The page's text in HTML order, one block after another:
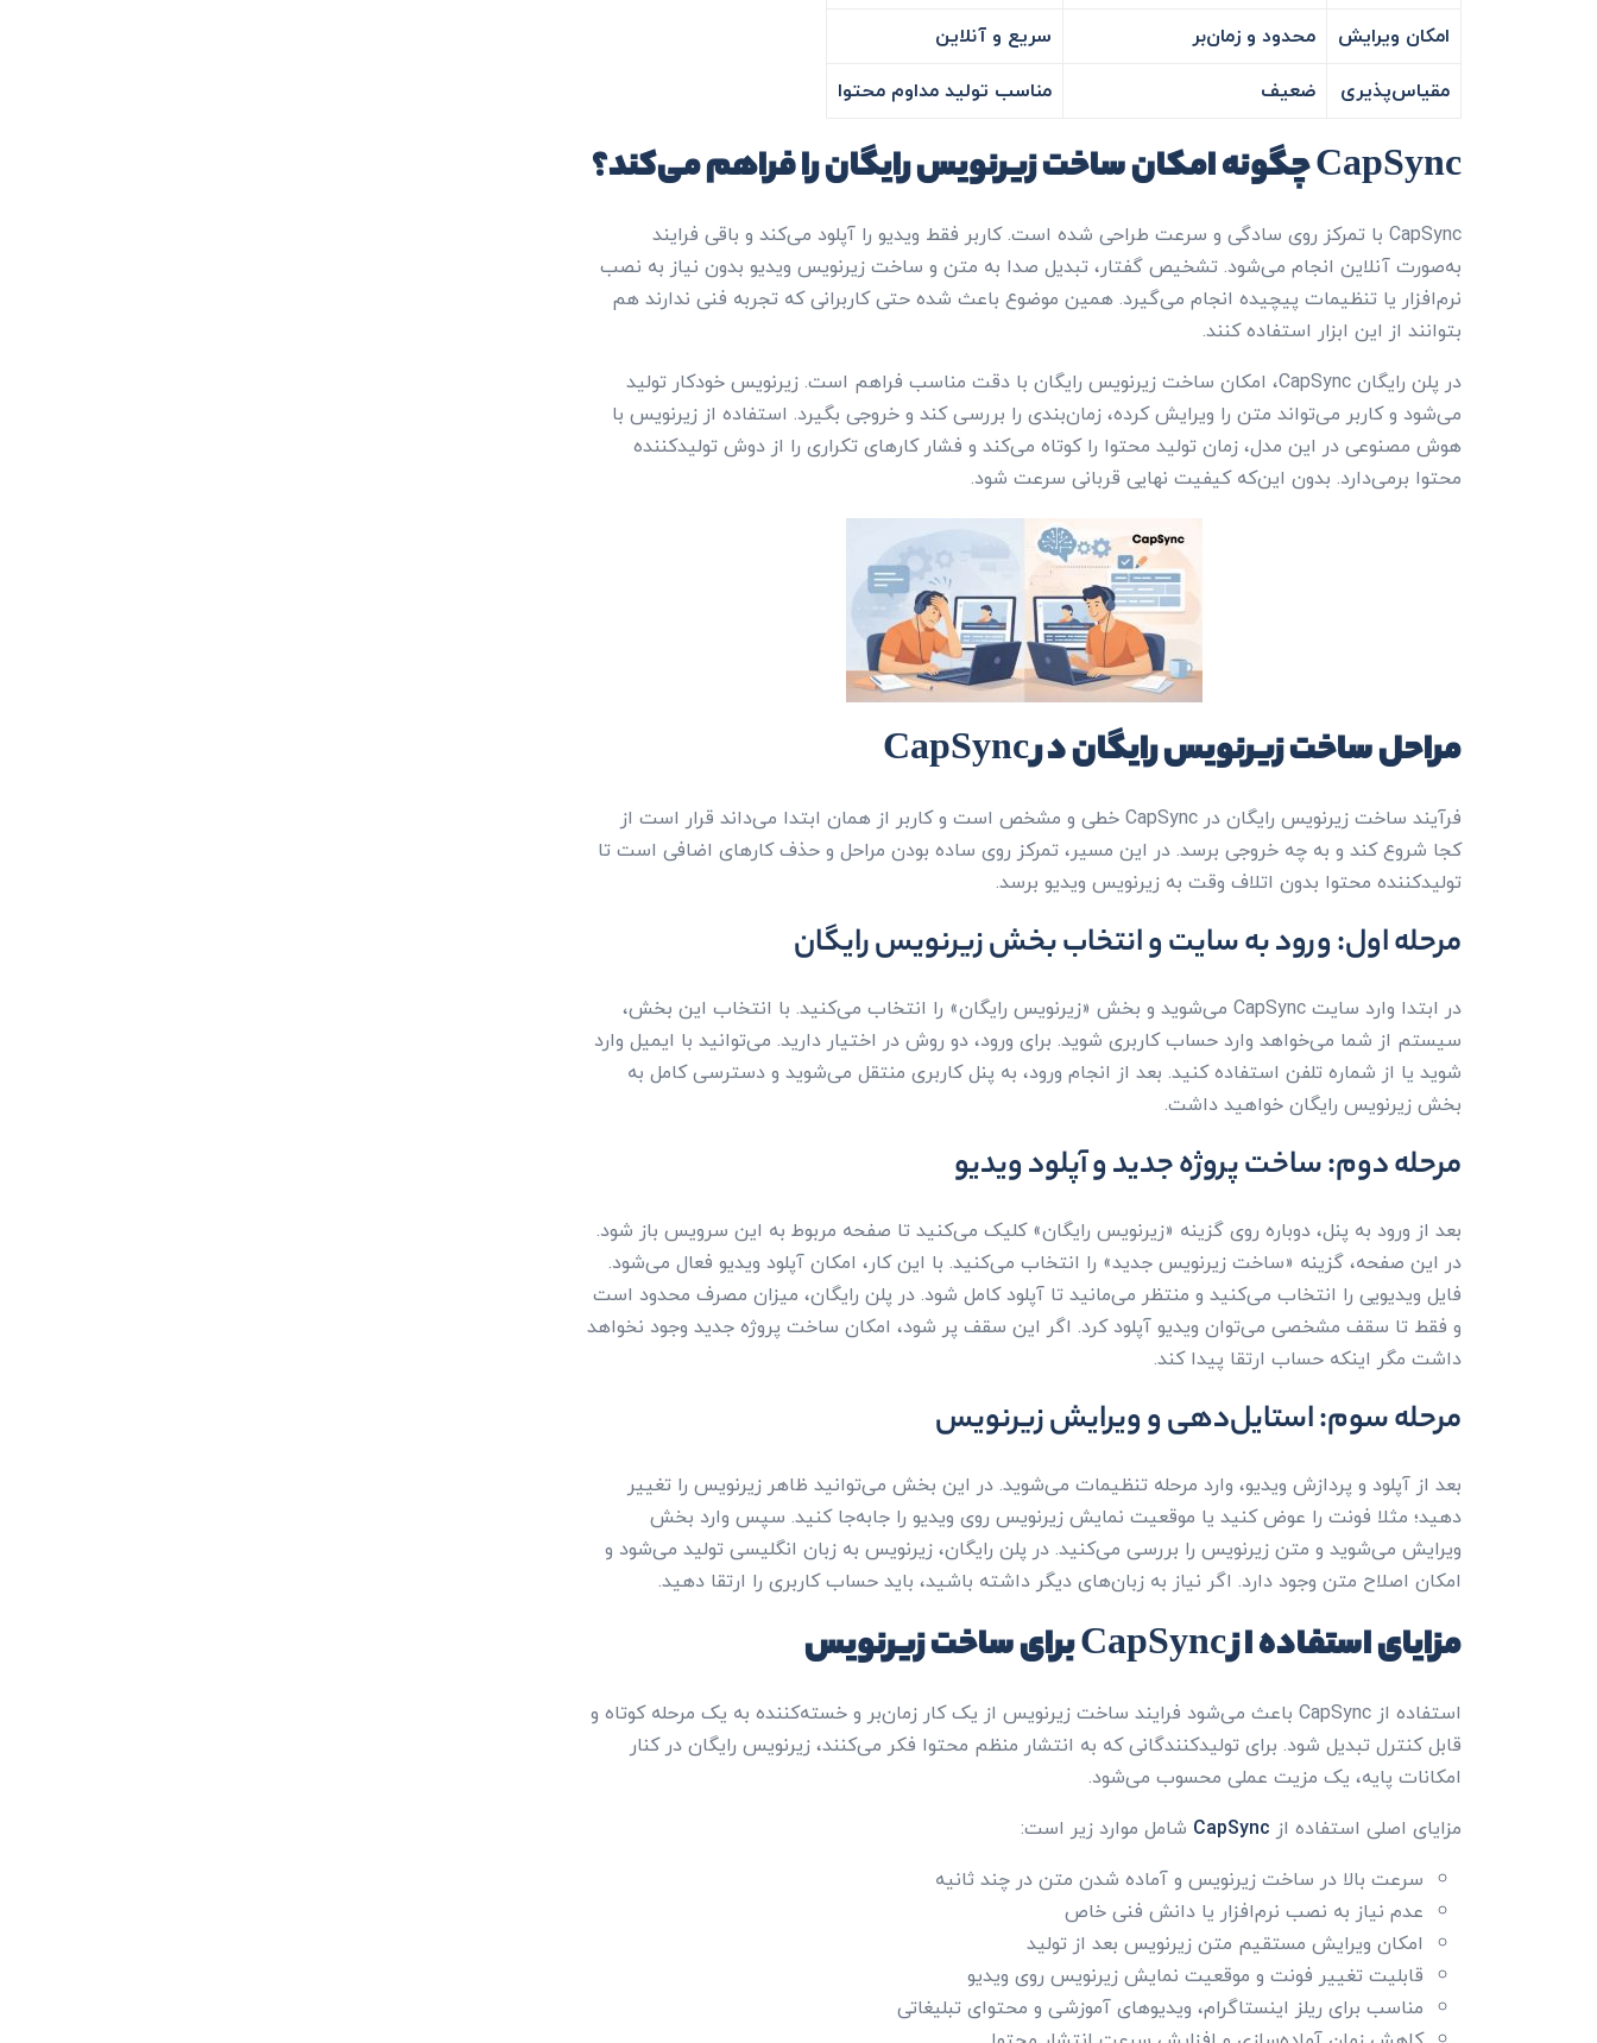
امکان ویرایش
محدود و زمان‌بر
سریع و آنلاین
مقیاس‌پذیری
ضعیف مناسب تولید مداوم محتوا
CapSync چگونه امکان ساخت زیرنویس رایگان را فراهم می‌کند؟
CapSync با تمرکز روی سادگی و سرعت طراحی شده است. کاربر فقط ویدیو را آپلود می‌کند و باقی فرایند
به‌صورت آنلاین انجام می‌شود. تشخیص گفتار، تبدیل صدا به متن و ساخت زیرنویس ویدیو بدون نیاز به نصب
نرم‌افزار یا تنظیمات پیچیده انجام می‌گیرد. همین موضوع باعث شده حتی کاربرانی که تجربه فنی ندارند هم
بتوانند از این ابزار استفاده کنند.
در پلن رایگان CapSync، امکان ساخت زیرنویس رایگان با دقت مناسب فراهم است. زیرنویس خودکار تولید
می‌شود و کاربر می‌تواند متن را ویرایش کرده، زمان‌بندی را بررسی کند و خروجی بگیرد. استفاده از زیرنویس با
هوش مصنوعی در این مدل، زمان تولید محتوا را کوتاه می‌کند و فشار کارهای تکراری را از دوش تولیدکننده
محتوا برمی‌دارد. بدون این‌که کیفیت نهایی قربانی سرعت شود.
مراحل ساخت زیرنویس رایگان در CapSync
فرآیند ساخت زیرنویس رایگان در CapSync خطی و مشخص است و کاربر از همان ابتدا می‌داند قرار است از
کجا شروع کند و به چه خروجی برسد. در این مسیر، تمرکز روی ساده بودن مراحل و حذف کارهای اضافی است تا
تولیدکننده محتوا بدون اتلاف وقت به زیرنویس ویدیو برسد.
مرحله اول: ورود به سایت و انتخاب بخش زیرنویس رایگان
در ابتدا وارد سایت CapSync می‌شوید و بخش «زیرنویس رایگان» را انتخاب می‌کنید. با انتخاب این بخش،
سیستم از شما می‌خواهد وارد حساب کاربری شوید. برای ورود، دو روش در اختیار دارید. می‌توانید با ایمیل وارد
شوید یا از شماره تلفن استفاده کنید. بعد از انجام ورود، به پنل کاربری منتقل می‌شوید و دسترسی کامل به
بخش زیرنویس رایگان خواهید داشت.
مرحله دوم: ساخت پروژه جدید و آپلود ویدیو
بعد از ورود به پنل، دوباره روی گزینه «زیرنویس رایگان» کلیک می‌کنید تا صفحه مربوط به این سرویس باز شود.
در این صفحه، گزینه «ساخت زیرنویس جدید» را انتخاب می‌کنید. با این کار، امکان آپلود ویدیو فعال می‌شود.
فایل ویدیویی را انتخاب می‌کنید و منتظر می‌مانید تا آپلود کامل شود. در پلن رایگان، میزان مصرف محدود است
و فقط تا سقف مشخصی می‌توان ویدیو آپلود کرد. اگر این سقف پر شود، امکان ساخت پروژه جدید وجود نخواهد
داشت مگر اینکه حساب ارتقا پیدا کند.
مرحله سوم: استایل‌دهی و ویرایش زیرنویس
بعد از آپلود و پردازش ویدیو، وارد مرحله تنظیمات می‌شوید. در این بخش می‌توانید ظاهر زیرنویس را تغییر
دهید؛ مثلا فونت را عوض کنید یا موقعیت نمایش زیرنویس روی ویدیو را جابه‌جا کنید. سپس وارد بخش
ویرایش می‌شوید و متن زیرنویس را بررسی می‌کنید. در پلن رایگان، زیرنویس به زبان انگلیسی تولید می‌شود و
امکان اصلاح متن وجود دارد. اگر نیاز به زبان‌های دیگر داشته باشید، باید حساب کاربری را ارتقا دهید.
مزایای استفاده از CapSync برای ساخت زیرنویس
استفاده از CapSync باعث می‌شود فرایند ساخت زیرنویس از یک کار زمان‌بر و خسته‌کننده به یک مرحله کوتاه و
قابل کنترل تبدیل شود. برای تولیدکنندگانی که به انتشار منظم محتوا فکر می‌کنند، زیرنویس رایگان در کنار
امکانات پایه، یک مزیت عملی محسوب می‌شود.
مزایای اصلی استفاده از CapSync شامل موارد زیر است:
سرعت بالا در ساخت زیرنویس و آماده شدن متن در چند ثانیه
عدم نیاز به نصب نرم‌افزار یا دانش فنی خاص
امکان ویرایش مستقیم متن زیرنویس بعد از تولید
قابلیت تغییر فونت و موقعیت نمایش زیرنویس روی ویدیو
مناسب برای ریلز اینستاگرام، ویدیوهای آموزشی و محتوای تبلیغاتی